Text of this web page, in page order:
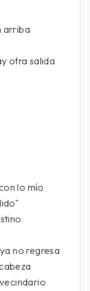
arriba
otra salida
lo mío
no regresa